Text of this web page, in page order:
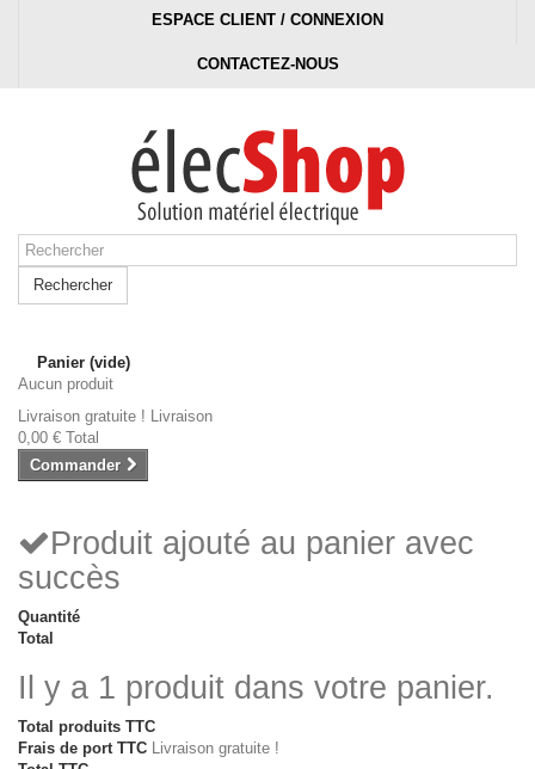
ESPACE CLIENT / CONNEXION
CONTACTEZ-NOUS
Rechercher
Panier (vide)
Aucun produit
Livraison gratuite ! Livraison
0,00 € Total
Commander
Produit ajouté au panier avec
succès
Quantité
Total
Il y a 1 produit dans votre panier.
Total produits TTC
Frais de port TTC Livraison gratuite !